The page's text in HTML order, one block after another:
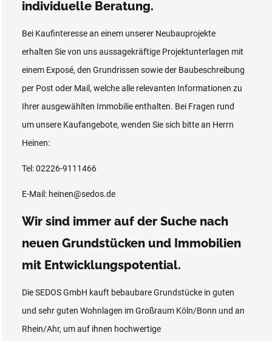
individuelle Beratung.
Bei Kaufinteresse an einem unserer Neubauprojekte
erhalten Sie von uns aussagekräftige Projektunterlagen mit
einem Exposé, den Grundrissen sowie der Baubeschreibung
per Post oder Mail, welche alle relevanten Informationen zu
Ihrer ausgewählten Immobilie enthalten. Bei Fragen rund
um unsere Kaufangebote, wenden Sie sich bitte an Herrn
Heinen:
Tel: 02226-9111466
E-Mail: heinen@sedos.de
Wir sind immer auf der Suche nach
neuen Grundstücken und Immobilien
mit Entwicklungspotential.
Die SEDOS GmbH kauft bebaubare Grundstücke in guten
und sehr guten Wohnlagen im Großraum Köln/Bonn und an
Rhein/Ahr, um auf ihnen hochwertige